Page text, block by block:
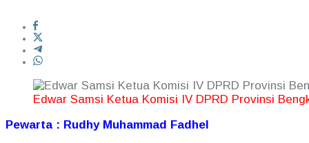
Edwar Samsi Ketua Komisi IV DPRD Provinsi
Pewarta : Rudhy Muhammad Fadhel